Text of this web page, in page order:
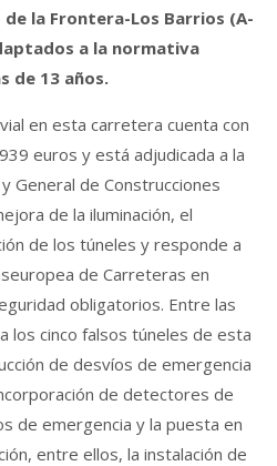
la Frontera-Los Barrios (A-
a la normativa
de 13 años.
en esta carretera cuenta con
euros y está adjudicada a la
General de Construcciones
de la iluminación, el
de los túneles y responde a
de Carreteras en
obligatorios. Entre las
los cinco falsos túneles de esta
de desvíos de emergencia
de detectores de
de emergencia y la puesta en
entre ellos, la instalación de